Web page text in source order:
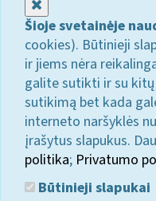
Šioje svetainėje
cookies). Būtinieji
ir jiems nėra
galite sutikti ir su kitų
sutikimą bet kada
interneto naršyklės
įrašytus slapukus.
politika; Privatumo
Būtinieji slapukai